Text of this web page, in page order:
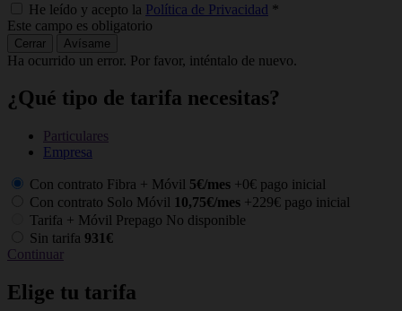
He leído y acepto la Política de Privacidad *
Este campo es obligatorio
Cerrar Avísame
Ha ocurrido un error. Por favor, inténtalo de nuevo.
¿Qué tipo de tarifa necesitas?
Particulares
Empresa
Con contrato Fibra + Móvil 5€/mes +0€ pago inicial
Con contrato Solo Móvil 10,75€/mes +229€ pago inicial
Tarifa + Móvil Prepago No disponible
Sin tarifa 931€
Continuar
Elige tu tarifa